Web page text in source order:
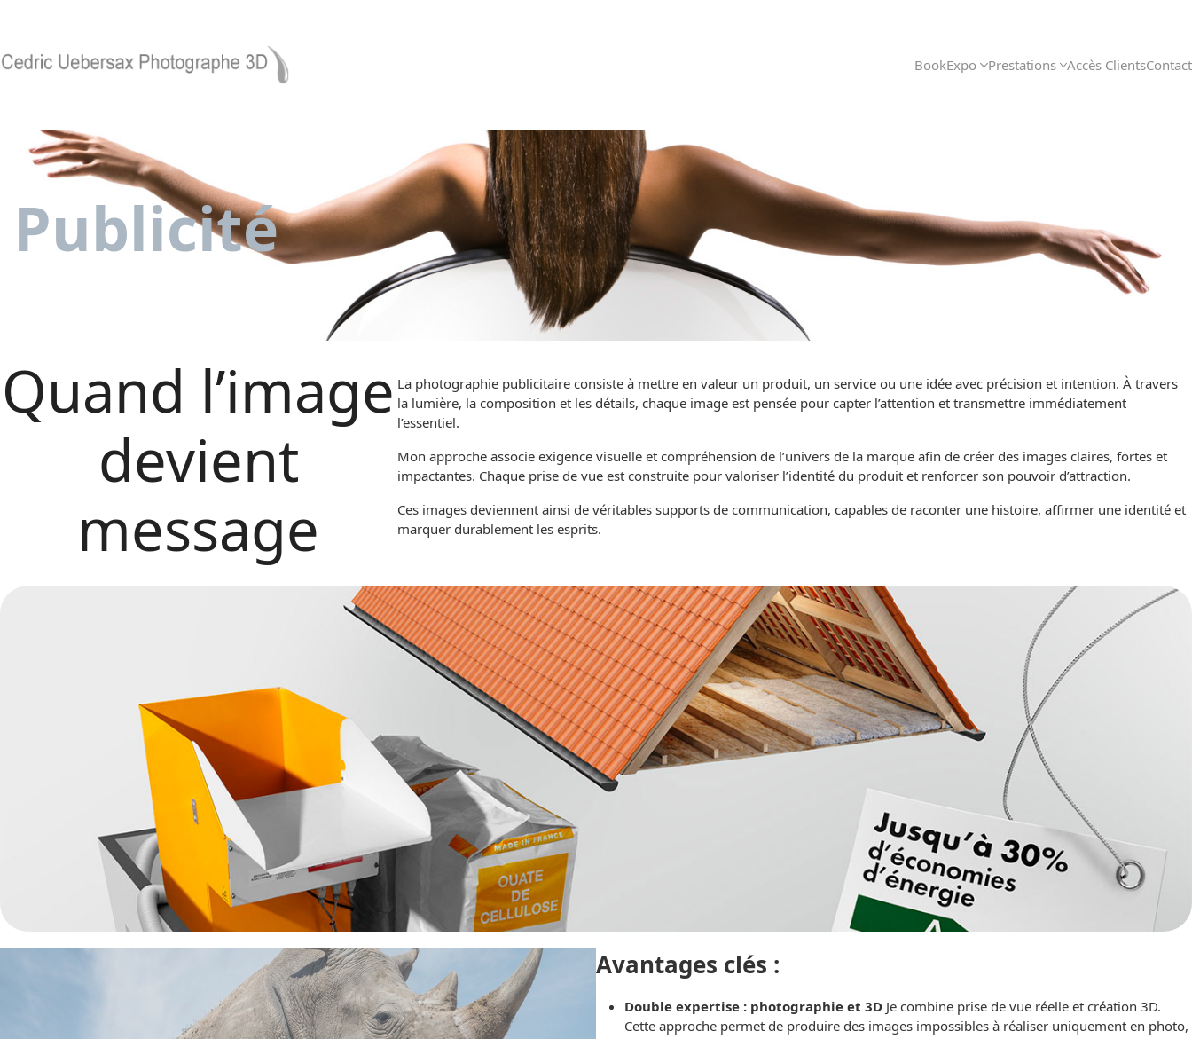
BookExpo Prestations Accès ClientsContact
Publicité
Quand l’image
devient
message
La photographie publicitaire consiste à mettre en valeur un produit, un service ou une idée avec précision et intention. À travers
la lumière, la composition et les détails, chaque image est pensée pour capter l’attention et transmettre immédiatement
l’essentiel.
Mon approche associe exigence visuelle et compréhension de l’univers de la marque afin de créer des images claires, fortes et
impactantes. Chaque prise de vue est construite pour valoriser l’identité du produit et renforcer son pouvoir d’attraction.
Ces images deviennent ainsi de véritables supports de communication, capables de raconter une histoire, affirmer une identité et
marquer durablement les esprits.
Avantages clés :
Double expertise : photographie et 3D Je combine prise de vue réelle et création 3D.
Cette approche permet de produire des images impossibles à réaliser uniquement en photo,